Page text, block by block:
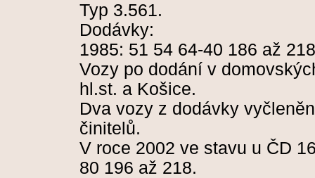
Typ 3.561.
Dodávky:
1985: 51 54 64-40 186 až 218
Vozy po dodání v
hl.st. a Košice.
Dva vozy z dodávky
činitelů.
V roce 2002 ve stavu u ČD
80 196 až 218.